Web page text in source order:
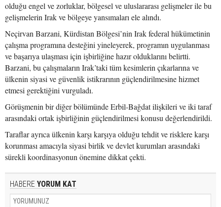
olduğu engel ve zorluklar, bölgesel ve uluslararası gelişmeler ile bu
gelişmelerin Irak ve bölgeye yansımaları ele alındı.
Neçirvan Barzani, Kürdistan Bölgesi’nin Irak federal hükümetinin
çalışma programına desteğini yineleyerek, programın uygulanması
ve başarıya ulaşması için işbirliğine hazır olduklarını belirtti.
Barzani, bu çalışmaların Irak’taki tüm kesimlerin çıkarlarına ve
ülkenin siyasi ve güvenlik istikrarının güçlendirilmesine hizmet
etmesi gerektiğini vurguladı.
Görüşmenin bir diğer bölümünde Erbil-Bağdat ilişkileri ve iki taraf
arasındaki ortak işbirliğinin güçlendirilmesi konusu değerlendirildi.
Taraflar ayrıca ülkenin karşı karşıya olduğu tehdit ve risklere karşı
korunması amacıyla siyasi birlik ve devlet kurumları arasındaki
sürekli koordinasyonun önemine dikkat çekti.
HABERE YORUM KAT